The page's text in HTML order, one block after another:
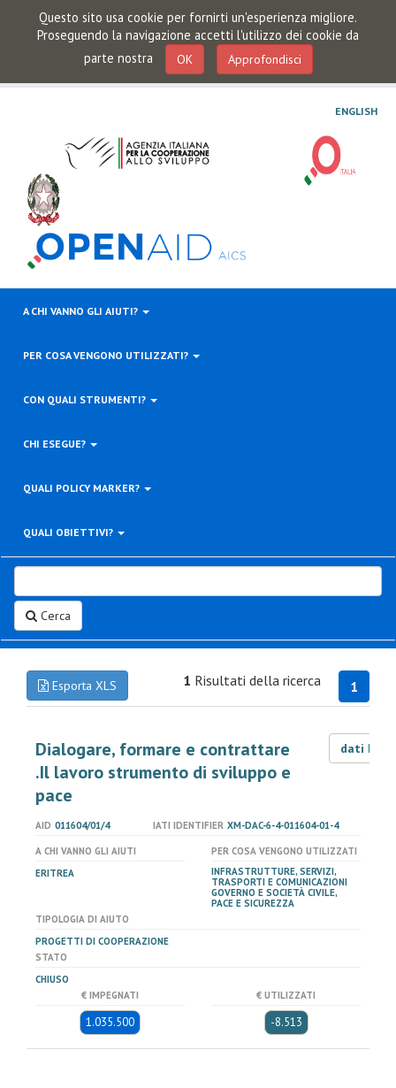
Questo sito usa cookie per fornirti un'esperienza migliore.
Proseguendo la navigazione accetti l'utilizzo dei cookie da
parte nostra
OK Approfondisci
ENGLISH
A CHI VANNO GLI AIUTI?
PER COSA VENGONO UTILIZZATI?
CON QUALI STRUMENTI?
CHI ESEGUE?
QUALI POLICY MARKER?
QUALI OBIETTIVI?
Cerca
Esporta XLS 1
1 Risultati della ricerca
Dialogare, formare e contrattare
.Il lavoro strumento di sviluppo e
pace
dati LOD
AID 011604/01/4 IATI IDENTIFIER XM-DAC-6-4-011604-01-4
A CHI VANNO GLI AIUTI
ERITREA
PER COSA VENGONO UTILIZZATI
INFRASTRUTTURE, SERVIZI,
TRASPORTI E COMUNICAZIONI
GOVERNO E SOCIETÀ CIVILE,
PACE E SICUREZZA
TIPOLOGIA DI AIUTO
PROGETTI DI COOPERAZIONE
STATO
CHIUSO
€ IMPEGNATI
1.035.500
€ UTILIZZATI
-8.513